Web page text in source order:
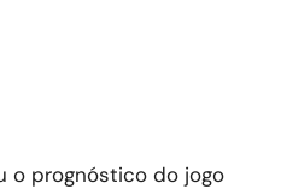
o prognóstico do jogo